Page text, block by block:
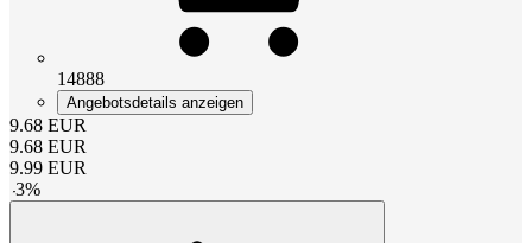
14888
Angebotsdetails anzeigen
9.68 EUR
9.68 EUR
9.99 EUR
-3%